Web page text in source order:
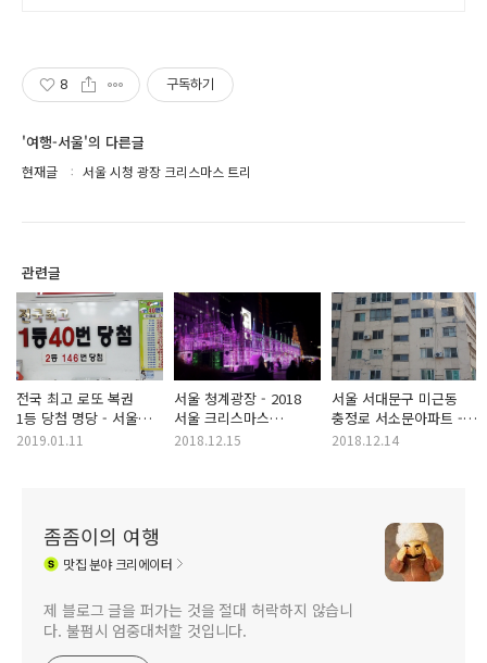
8 구독하기
'여행-서울'의 다른글
현재글 서울 시청 광장 크리스마스 트리
관련글
전국 최고 로또 복권
1등 당첨 명당 - 서울
노원 스파 편의점
2019.01.11
서울 청계광장 - 2018
서울 크리스마스
페스티벌
2018.12.15
서울 서대문구 미근동
충정로 서소문아파트 -
한국에서 현존하는 가장
2018.12.14
좀좀이의 여행
맛집분야 크리에이터
제 블로그 글을 퍼가는 것을 절대 허락하지 않습니
다. 불펌시 엄중대처할 것입니다.